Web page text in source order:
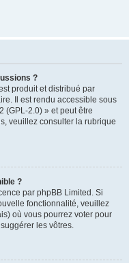
?
produit et distribué par
Il est rendu accessible sous
(GPL-2.0) » et peut être
veuillez consulter la rubrique
?
par phpBB Limited. Si
fonctionnalité, veuillez
où vous pourrez voter pour
les vôtres.